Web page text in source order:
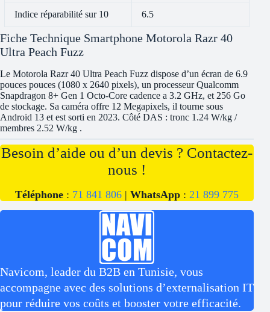
Indice réparabilité sur 10 6.5
Fiche Technique Smartphone Motorola Razr 40
Ultra Peach Fuzz
Le Motorola Razr 40 Ultra Peach Fuzz dispose d’un écran de 6.9
pouces pouces (1080 x 2640 pixels), un processeur Qualcomm
Snapdragon 8+ Gen 1 Octo-Core cadence a 3.2 GHz, et 256 Go
de stockage. Sa caméra offre 12 Megapixels, il tourne sous
Android 13 et est sorti en 2023. Côté DAS : tronc 1.24 W/kg /
membres 2.52 W/kg .
Besoin d’aide ou d’un devis ? Contactez-
nous !
Téléphone : 71 841 806 |WhatsApp :21 899 775
Navicom, leader du B2B en Tunisie, vous
accompagne avec des solutions d’externalisation IT
pour réduire vos coûts et booster votre efficacité.